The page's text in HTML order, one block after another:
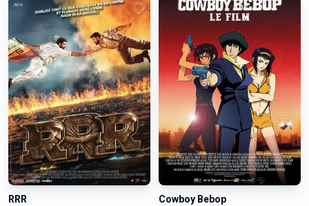
RRR Cowboy Bebop